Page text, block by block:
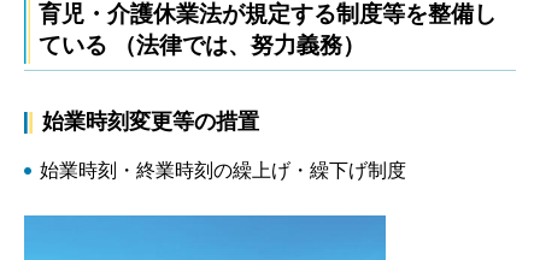
育児・介護休業法が規定する制度等を整備し
ている （法律では、努力義務）
始業時刻変更等の措置
始業時刻・終業時刻の繰上げ・繰下げ制度